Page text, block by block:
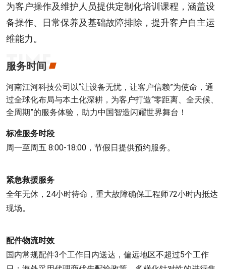
为客户操作及维护人员提供定制化培训课程，涵盖设
备操作、日常保养及基础故障排除，提升客户自主运
维能力。
服务时间
河南江河科技公司以“让设备无忧，让客户信赖”为使命，通
过全球化布局与本土化深耕，为客户打造“零距离、全天候、
全周期”的服务体验，助力中国智造闪耀世界舞台！
标准服务时段
周一至周五 8:00-18:00，节假日提供预约服务。
紧急救援服务
全年无休，24小时待命，重大故障确保工程师72小时内抵达
现场。
配件物流时效
国内常规配件3个工作日内送达，偏远地区不超过5个工作